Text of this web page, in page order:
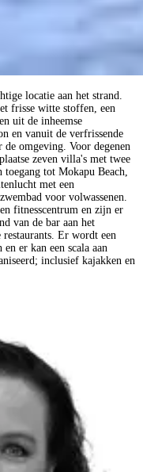
locatie aan het strand.
frisse witte stoffen, een
uit de inheemse
en vanuit de verfrissende
omgeving. Voor degenen
zeven villa's met twee
tot Mokapu Beach,
met een
voor volwassenen.
fitnesscentrum en zijn er
van de bar aan het
Er wordt een
er kan een scala aan
inclusief kajakken en